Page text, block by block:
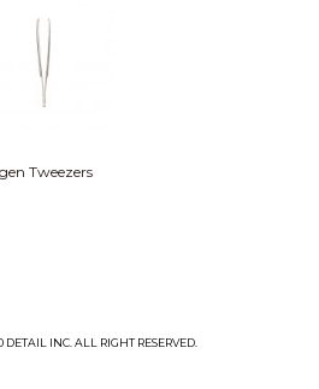
Tweezers
DETAIL INC. ALL RIGHT RESERVED.